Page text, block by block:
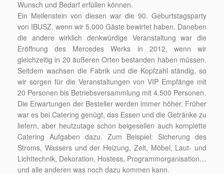
Wunsch und Bedarf erfüllen können.
Ein Meilenstein von diesen war die 90. Geburtstagsparty
von IBUSZ, wenn wir 5.000 Gäste bewirtet haben. Daneben
die andere wirklich denkwürdige Veranstaltung war die
Eröffnung des Mercedes Werks in 2012, wenn wir
gleichzeitig in 20 äußeren Orten bestanden haben müssen.
Seitdem wachsen die Fabrik und die Kopfzahl ständig, so
wir sorgen für die Veranstaltungen von VIP Empfänge mit
20 Personen bis Betriebsversammlung mit 4.500 Personen.
Die Erwartungen der Besteller werden immer höher. Früher
war es bei Catering genügt, das Essen und die Getränke zu
liefern, aber heutzutage schon beigesellen auch komplette
Catering Aufgaben dazu. Zum Beispiel: Sicherung des
Stroms, Wassers und der Heizung, Zelt, Möbel, Laut- und
Lichttechnik, Dekoration, Hostess, Programmorganisation…
und alle anderen was noch dazu kommen kann.